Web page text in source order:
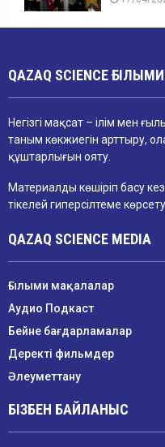
QAZAQ SCIENCE
Негізгі мақсат – ілім мен
таным көкжиегін арттыру,
құштарлығын ояту.
Материалды көшіріп басу
тікелей гиперсілтеме
QAZAQ SCIENCE MEDIA
Ғылыми мақалалар
Аудио Подкаст
Бейне бағдарламалар
Деректі фильмдер
Әлеуметтану
БІЗБЕН БАЙЛАНЫС